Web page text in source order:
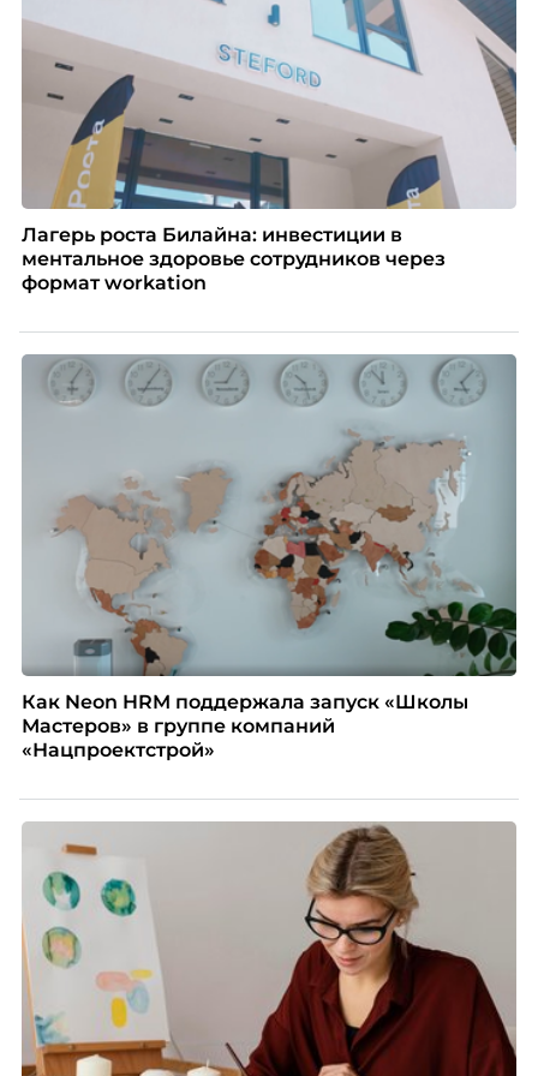
Лагерь роста Билайна: инвестиции в
ментальное здоровье сотрудников через
формат workation
Как Neon HRM поддержала запуск «Школы
Мастеров» в группе компаний
«Нацпроектстрой»